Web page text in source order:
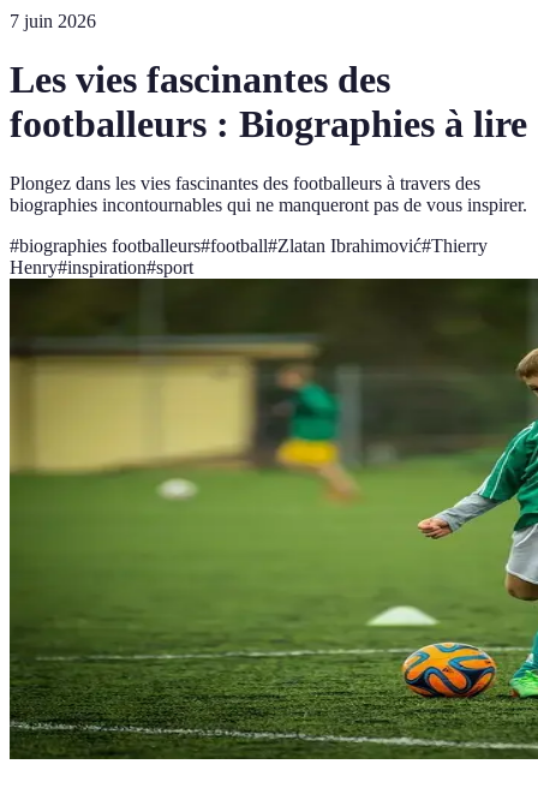
7 juin 2026
Les vies fascinantes des
footballeurs : Biographies à lire
Plongez dans les vies fascinantes des footballeurs à travers des
biographies incontournables qui ne manqueront pas de vous inspirer.
#biographies footballeurs#football#Zlatan Ibrahimović#Thierry
Henry#inspiration#sport